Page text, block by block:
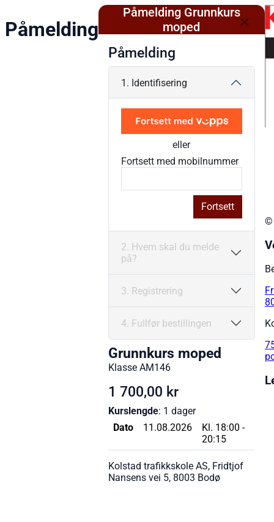
Påmelding
Påmelding Grunnkurs
moped
Påmelding
1. Identifisering
eller
Fortsett med mobilnummer
Fortsett
2. Hvem skal du melde
på?
3. Registrering
4. Fullfør bestillingen
Grunnkurs moped
Klasse AM146
1 700,00 kr
Kurslengde: 1 dager
Dato
11.08.2026
Kl. 18:00 -
20:15
Kolstad trafikkskole AS, Fridtjof
Nansens vei 5, 8003 Bodø
©